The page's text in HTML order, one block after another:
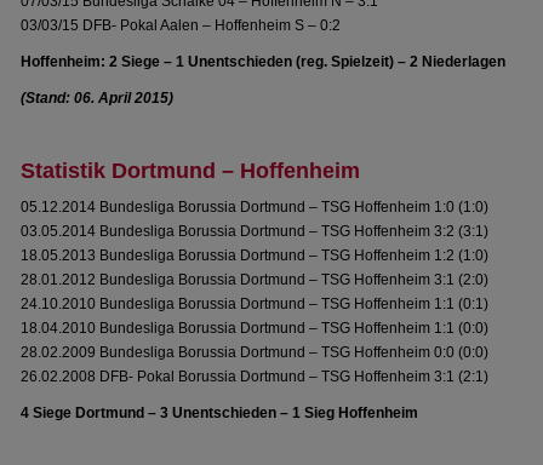
03/03/15 DFB- Pokal Aalen – Hoffenheim S – 0:2
Hoffenheim: 2 Siege – 1 Unentschieden (reg. Spielzeit) – 2 Niederlagen
(Stand: 06. April 2015)
Statistik Dortmund – Hoffenheim
05.12.2014 Bundesliga Borussia Dortmund – TSG Hoffenheim 1:0 (1:0)
03.05.2014 Bundesliga Borussia Dortmund – TSG Hoffenheim 3:2 (3:1)
18.05.2013 Bundesliga Borussia Dortmund – TSG Hoffenheim 1:2 (1:0)
28.01.2012 Bundesliga Borussia Dortmund – TSG Hoffenheim 3:1 (2:0)
24.10.2010 Bundesliga Borussia Dortmund – TSG Hoffenheim 1:1 (0:1)
18.04.2010 Bundesliga Borussia Dortmund – TSG Hoffenheim 1:1 (0:0)
28.02.2009 Bundesliga Borussia Dortmund – TSG Hoffenheim 0:0 (0:0)
26.02.2008 DFB- Pokal Borussia Dortmund – TSG Hoffenheim 3:1 (2:1)
4 Siege Dortmund – 3 Unentschieden – 1 Sieg Hoffenheim